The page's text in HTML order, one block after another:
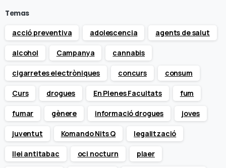
Temas
acció preventiva
adolescencia agents de salut
alcohol Campanya cannabis
cigarretes electròniques concurs consum
Curs drogues En Plenes Facultats fum
fumar gènere informació drogues joves
juventut Komando Nits Q legalització
llei antitabac oci nocturn plaer